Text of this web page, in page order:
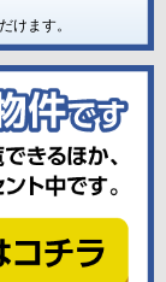
けます。